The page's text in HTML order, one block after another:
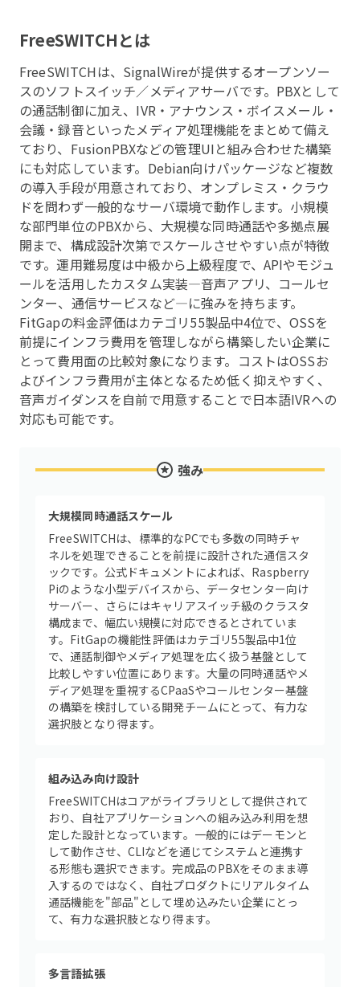
FreeSWITCHとは
FreeSWITCHは、SignalWireが提供するオープンソー
スのソフトスイッチ／メディアサーバです。PBXとして
の通話制御に加え、IVR・アナウンス・ボイスメール・
会議・録音といったメディア処理機能をまとめて備え
ており、FusionPBXなどの管理UIと組み合わせた構築
にも対応しています。Debian向けパッケージなど複数
の導入手段が用意されており、オンプレミス・クラウ
ドを問わず一般的なサーバ環境で動作します。小規模
な部門単位のPBXから、大規模な同時通話や多拠点展
開まで、構成設計次第でスケールさせやすい点が特徴
です。運用難易度は中級から上級程度で、APIやモジュ
ールを活用したカスタム実装—音声アプリ、コールセ
ンター、通信サービスなど—に強みを持ちます。
FitGapの料金評価はカテゴリ55製品中4位で、OSSを
前提にインフラ費用を管理しながら構築したい企業に
とって費用面の比較対象になります。コストはOSSお
よびインフラ費用が主体となるため低く抑えやすく、
音声ガイダンスを自前で用意することで日本語IVRへの
対応も可能です。
強み
大規模同時通話スケール
FreeSWITCHは、標準的なPCでも多数の同時チャ
ネルを処理できることを前提に設計された通信スタ
ックです。公式ドキュメントによれば、Raspberry
Piのような小型デバイスから、データセンター向け
サーバー、さらにはキャリアスイッチ級のクラスタ
構成まで、幅広い規模に対応できるとされていま
す。FitGapの機能性評価はカテゴリ55製品中1位
で、通話制御やメディア処理を広く扱う基盤として
比較しやすい位置にあります。大量の同時通話やメ
ディア処理を重視するCPaaSやコールセンター基盤
の構築を検討している開発チームにとって、有力な
選択肢となり得ます。
組み込み向け設計
FreeSWITCHはコアがライブラリとして提供されて
おり、自社アプリケーションへの組み込み利用を想
定した設計となっています。一般的にはデーモンと
して動作させ、CLIなどを通じてシステムと連携す
る形態も選択できます。完成品のPBXをそのまま導
入するのではなく、自社プロダクトにリアルタイム
通話機能を"部品"として埋め込みたい企業にとっ
て、有力な選択肢となり得ます。
多言語拡張